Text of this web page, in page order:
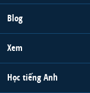
Blog
Xem
Học tiếng Anh